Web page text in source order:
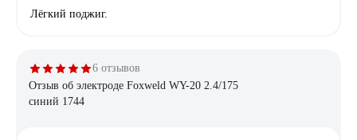
Лёгкий поджиг.
6 отзывов
Отзыв об электроде Foxweld WY-20 2.4/175
синий 1744